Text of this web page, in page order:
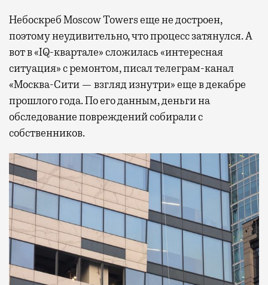
Небоскреб Moscow Towers еще не достроен,
поэтому неудивительно, что процесс затянулся. А
вот в «IQ-квартале» сложилась «интересная
ситуация» с ремонтом, писал телеграм-канал
«Москва-Сити — взгляд изнутри» еще в декабре
прошлого года. По его данным, деньги на
обследование повреждений собирали с
собственников.